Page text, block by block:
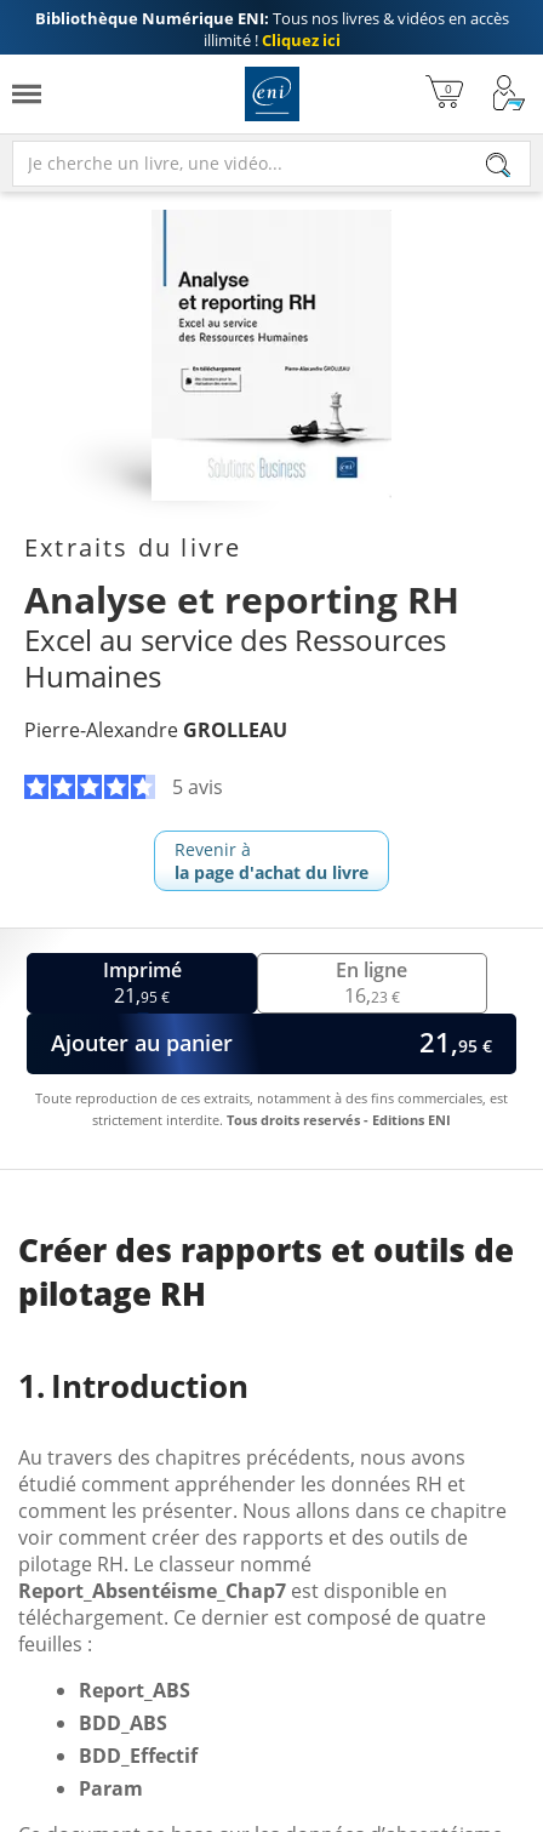
Bibliothèque Numérique ENI: Tous nos livres & vidéos en accès
illimité !Cliquez ici
Extraits du livre
Analyse et reporting RH
Excel au service des Ressources
Humaines
Pierre-Alexandre GROLLEAU
5 avis
Revenir à
la page d'achat du livre
Imprimé
21,95 €
En ligne
16,23 €
Ajouter au panier 21,95 €
Toute reproduction de ces extraits, notamment à des fins commerciales, est
strictement interdite. Tous droits reservés - Editions ENI
Créer des rapports et outils de
pilotage RH
Introduction
Au travers des chapitres précédents, nous avons
étudié comment appréhender les données RH et
comment les présenter. Nous allons dans ce chapitre
voir comment créer des rapports et des outils de
pilotage RH. Le classeur nommé
Report_Absentéisme_Chap7 est disponible en
téléchargement. Ce dernier est composé de quatre
feuilles :
Report_ABS
BDD_ABS
BDD_Effectif
Param